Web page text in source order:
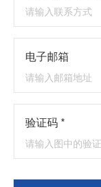
电子邮箱
验证码 *